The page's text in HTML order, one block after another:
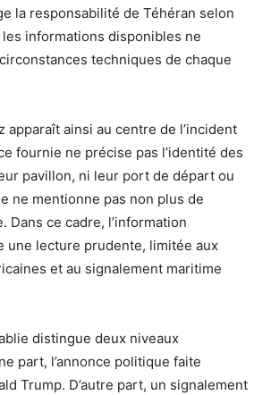
la responsabilité de Téhéran selon
les informations disponibles ne
techniques de chaque
apparaît ainsi au centre de l’incident
fournie ne précise pas l’identité des
pavillon, ni leur port de départ ou
ne mentionne pas non plus de
Dans ce cadre, l’information
une lecture prudente, limitée aux
et au signalement maritime
distingue deux niveaux
part, l’annonce politique faite
Trump. D’autre part, un signalement